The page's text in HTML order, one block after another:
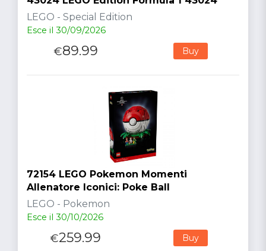
LEGO - Special Edition
Esce il 30/09/2026
€89.99 Buy
72154 LEGO Pokemon Momenti
Allenatore Iconici: Poke Ball
LEGO - Pokemon
Esce il 30/10/2026
€259.99 Buy